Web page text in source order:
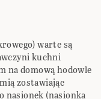
warte są
kuchni
na domową hodowle
zostawiając
nasionek (nasionka